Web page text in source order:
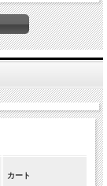
品入荷後、順次
べて揃ってから
されないようご
カート